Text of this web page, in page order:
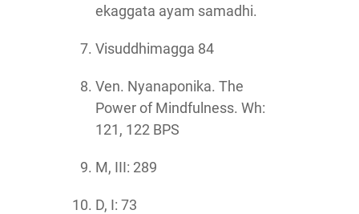
ekaggata ayam samadhi.
Visuddhimagga 84
Ven. Nyanaponika. The
Power of Mindfulness. Wh:
121, 122 BPS
M, III: 289
D, I: 73